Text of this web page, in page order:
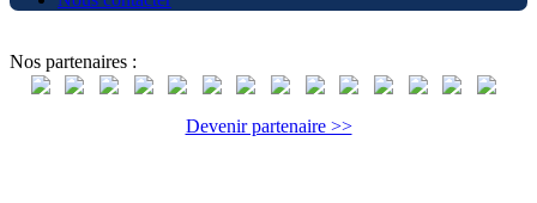
Nos partenaires :
Devenir partenaire >>